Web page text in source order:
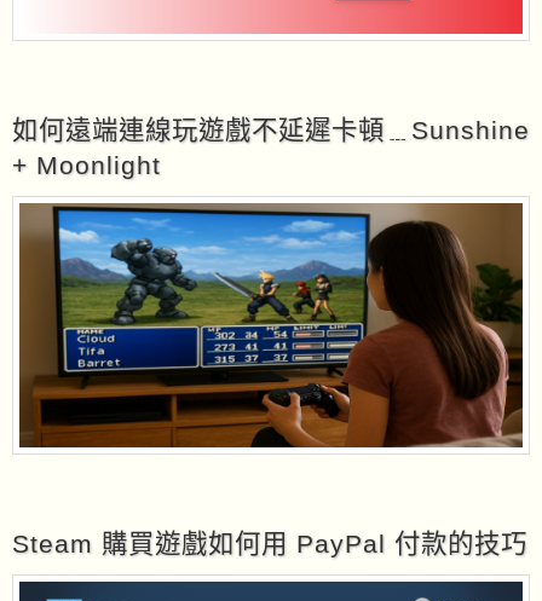
如何遠端連線玩遊戲不延遲卡頓﹍Sunshine
+ Moonlight
Steam 購買遊戲如何用 PayPal 付款的技巧